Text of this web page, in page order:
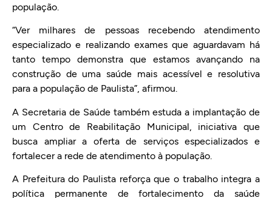
população.
“Ver milhares de pessoas recebendo atendimento
especializado e realizando exames que aguardavam há
tanto tempo demonstra que estamos avançando na
construção de uma saúde mais acessível e resolutiva
para a população de Paulista”, afirmou.
A Secretaria de Saúde também estuda a implantação de
um Centro de Reabilitação Municipal, iniciativa que
busca ampliar a oferta de serviços especializados e
fortalecer a rede de atendimento à população.
A Prefeitura do Paulista reforça que o trabalho integra a
política permanente de fortalecimento da saúde